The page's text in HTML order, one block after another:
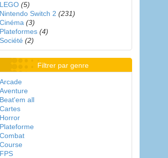
LEGO (5)
Nintendo Switch 2 (231)
Cinéma (3)
Plateformes (4)
Société (2)
Filtrer par genre
Arcade
Aventure
Beat'em all
Cartes
Horror
Plateforme
Combat
Course
FPS